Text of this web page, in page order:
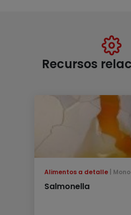
Recursos
Alimentos a detalle
Salmonella